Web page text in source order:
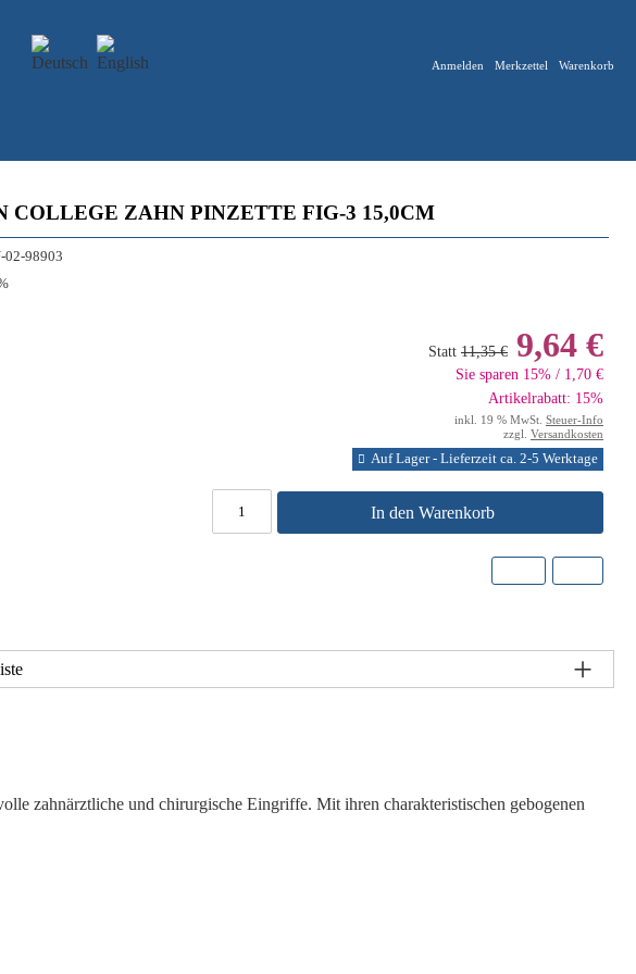
Anmelden Merkzettel Warenkorb
COLLEGE ZAHN PINZETTE FIG-3 15,0CM
02-98903
Statt 11,35 € 9,64 €
Sie sparen 15% / 1,70 €
Artikelrabatt: 15%
inkl. 19 % MwSt. Steuer-Info
zzgl. Versandkosten
Auf Lager - Lieferzeit ca. 2-5 Werktage
In den Warenkorb
zahnärztliche und chirurgische Eingriffe. Mit ihren charakteristischen gebogenen